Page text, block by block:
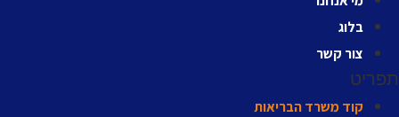
בלוג
צור קשר
תפריט
קוד משרד הבריאות